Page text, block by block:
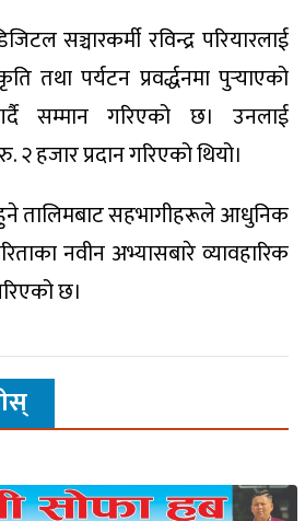
सञ्चारकर्मी रविन्द्र परियारलाई
पर्यटन प्रवर्द्धनमा पुर्‍याएको
सम्मान गरिएको छ। उनलाई
हजार प्रदान गरिएको थियो।
तालिमबाट सहभागीहरूले आधुनिक
नवीन अभ्यासबारे व्यावहारिक
छ।